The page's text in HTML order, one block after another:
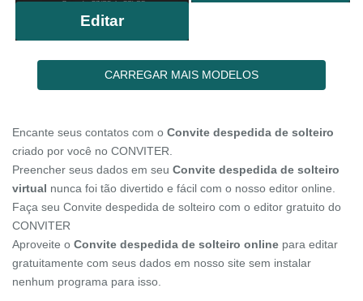
Editar
CARREGAR MAIS MODELOS
Encante seus contatos com o Convite despedida de solteiro
criado por você no CONVITER.
Preencher seus dados em seu Convite despedida de solteiro
virtual nunca foi tão divertido e fácil com o nosso editor online.
Faça seu Convite despedida de solteiro com o editor gratuito do
CONVITER
Aproveite o Convite despedida de solteiro online para editar
gratuitamente com seus dados em nosso site sem instalar
nenhum programa para isso.